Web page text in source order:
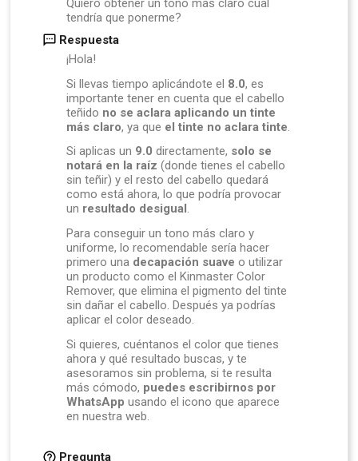
Quiero obtener un tono mas claro cual
tendría que ponerme?
Respuesta
¡Hola!
Si llevas tiempo aplicándote el 8.0, es
importante tener en cuenta que el cabello
teñido no se aclara aplicando un tinte
más claro, ya que el tinte no aclara tinte.
Si aplicas un 9.0 directamente, solo se
notará en la raíz (donde tienes el cabello
sin teñir) y el resto del cabello quedará
como está ahora, lo que podría provocar
un resultado desigual .
Para conseguir un tono más claro y
uniforme, lo recomendable sería hacer
primero una decapación suave o utilizar
un producto como el Kinmaster Color
Remover, que elimina el pigmento del tinte
sin dañar el cabello. Después ya podrías
aplicar el color deseado.
Si quieres, cuéntanos el color que tienes
ahora y qué resultado buscas, y te
asesoramos sin problema, si te resulta
más cómodo, puedes escribirnos por
WhatsApp usando el icono que aparece
en nuestra web.
Pregunta